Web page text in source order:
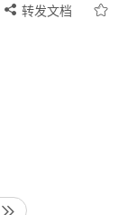
转发文档